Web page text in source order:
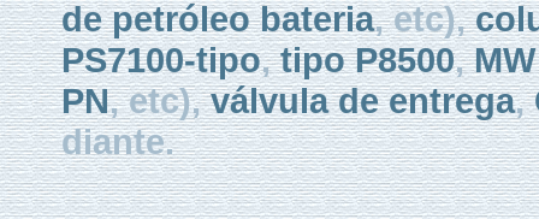
de petróleo bateria, etc),
PS7100-tipo,tipo P8500,
PN, etc),válvula de entrega,
diante.